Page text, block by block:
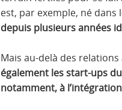
est, par exemple, né dans
depuis plusieurs années
Mais au-delà des
également les start-ups
notamment, à